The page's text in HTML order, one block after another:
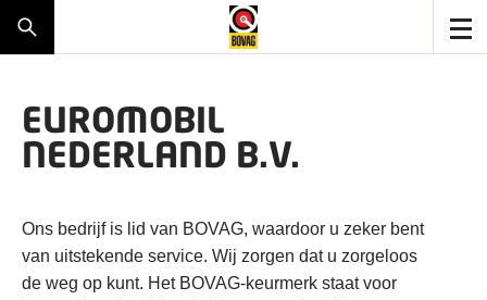
EUROMOBIL
NEDERLAND B.V.
Ons bedrijf is lid van BOVAG, waardoor u zeker bent
van uitstekende service. Wij zorgen dat u zorgeloos
de weg op kunt. Het BOVAG-keurmerk staat voor